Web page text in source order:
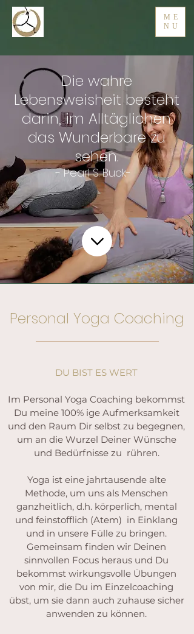
ME
NU
Die wahre
Lebensweisheit besteht
darin, im Alltäglichen
das Wunderbare zu
sehen.
- Pearl S. Buck-
Personal Yoga Coaching
DU BIST ES WERT
Im Personal Yoga Coaching bekommst
Du meine 100% ige Aufmerksamkeit
und den Raum Dir selbst zu begegnen,
um an die Wurzel Deiner Wünsche
und Bedürfnisse zu rühren.
Yoga ist eine jahrtausende alte
Methode, um uns als Menschen
ganzheitlich, d.h. körperlich, mental
und feinstofflich (Atem) in Einklang
und in unsere Fülle zu bringen.
Gemeinsam finden wir Deinen
sinnvollen Focus heraus und Du
bekommst wirkungsvolle Übungen
von mir, die Du im Einzelcoaching
übst, um sie dann auch zuhause sicher
anwenden zu können.